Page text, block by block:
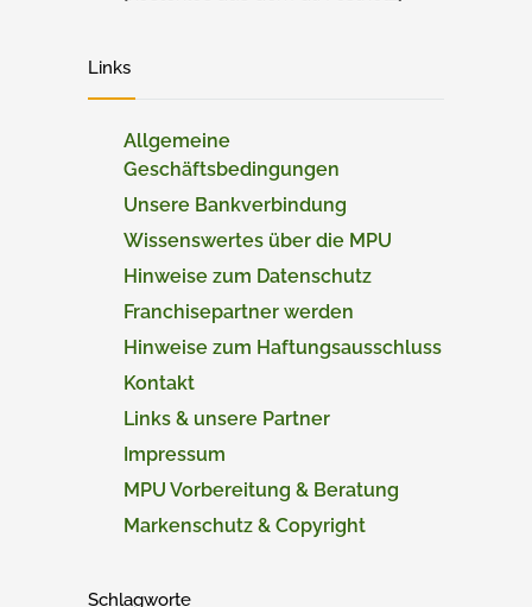
Links
Allgemeine
Geschäftsbedingungen
Unsere Bankverbindung
Wissenswertes über die MPU
Hinweise zum Datenschutz
Franchisepartner werden
Hinweise zum Haftungsausschluss
Kontakt
Links & unsere Partner
Impressum
MPU Vorbereitung & Beratung
Markenschutz & Copyright
Schlagworte